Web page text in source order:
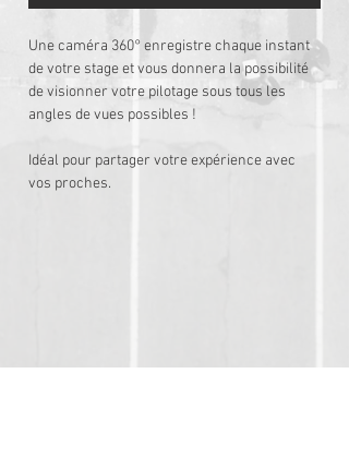
Une caméra 360° enregistre chaque instant
de votre stage et vous donnera la possibilité
de visionner votre pilotage sous tous les
angles de vues possibles !
Idéal pour partager votre expérience avec
vos proches.